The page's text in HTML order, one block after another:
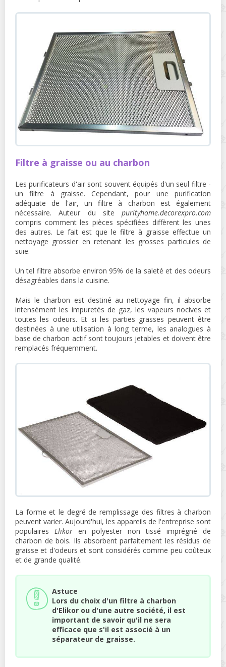
Filtre à graisse ou au charbon
Les purificateurs d'air sont souvent équipés d'un seul filtre -
un filtre à graisse. Cependant, pour une purification
adéquate de l'air, un filtre à charbon est également
nécessaire. Auteur du site purityhome.decorexpro.com
compris comment les pièces spécifiées diffèrent les unes
des autres. Le fait est que le filtre à graisse effectue un
nettoyage grossier en retenant les grosses particules de
suie.
Un tel filtre absorbe environ 95% de la saleté et des odeurs
désagréables dans la cuisine.
Mais le charbon est destiné au nettoyage fin, il absorbe
intensément les impuretés de gaz, les vapeurs nocives et
toutes les odeurs. Et si les parties grasses peuvent être
destinées à une utilisation à long terme, les analogues à
base de charbon actif sont toujours jetables et doivent être
remplacés fréquemment.
La forme et le degré de remplissage des filtres à charbon
peuvent varier. Aujourd'hui, les appareils de l'entreprise sont
populaires Elikor en polyester non tissé imprégné de
charbon de bois. Ils absorbent parfaitement les résidus de
graisse et d'odeurs et sont considérés comme peu coûteux
et de grande qualité.
Astuce
Lors du choix d'un filtre à charbon
d'Elikor ou d'une autre société, il est
important de savoir qu'il ne sera
efficace que s'il est associé à un
séparateur de graisse.